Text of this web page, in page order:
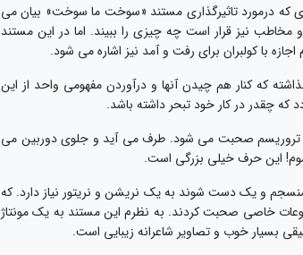
که درمورد تاثیرگذاری مستند «سوخت ما سوخت» بیان می
نیز قرار است چه چیزی را ببیند. اما در این مستند
با کولبران برای رفت و آمد نیز اشاره می شود.
که کنار هم چیدن آنها و درآوردن مفهومی واحد از این
چقدر در کار خود تبحر داشته باشد.
تروریسم صحبت می شود. طرف می آید و جلوی دوربین می
این حرف خیلی بزرگی است.
و یک دست شوند به یک نریشن و نریتور نیاز دارد. که
خاصی صحبت کردند. به نظرم این مستند به یک مونتاژ
بسیار خوب و تصاویر شاعرانه زیبایی است.